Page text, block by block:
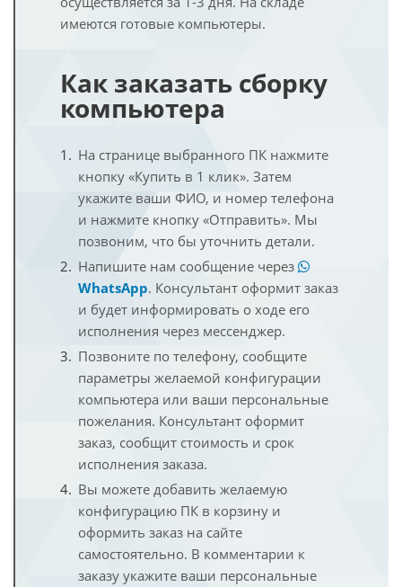
имеются готовые компьютеры.
Как заказать сборку
компьютера
На странице выбранного ПК нажмите
кнопку «Купить в 1 клик». Затем
укажите ваши ФИО, и номер телефона
и нажмите кнопку «Отправить». Мы
позвоним, что бы уточнить детали.
Напишите нам сообщение через
WhatsApp. Консультант оформит заказ
и будет информировать о ходе его
исполнения через мессенджер.
Позвоните по телефону, сообщите
параметры желаемой конфигурации
компьютера или ваши персональные
пожелания. Консультант оформит
заказ, сообщит стоимость и срок
исполнения заказа.
Вы можете добавить желаемую
конфигурацию ПК в корзину и
оформить заказ на сайте
самостоятельно. В комментарии к
заказу укажите ваши персональные